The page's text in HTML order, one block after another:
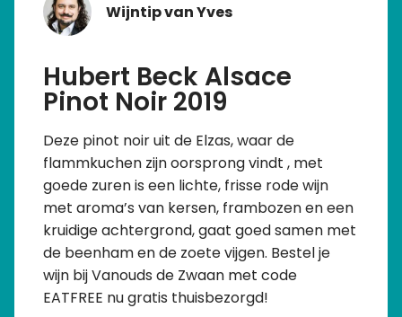
Wijntip van Yves
Hubert Beck Alsace
Pinot Noir 2019
Deze pinot noir uit de Elzas, waar de
flammkuchen zijn oorsprong vindt , met
goede zuren is een lichte, frisse rode wijn
met aroma’s van kersen, frambozen en een
kruidige achtergrond, gaat goed samen met
de beenham en de zoete vijgen. Bestel je
wijn bij Vanouds de Zwaan met code
EATFREE nu gratis thuisbezorgd!